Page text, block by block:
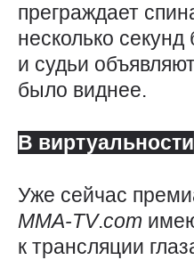
преграждает
несколько секунд
и судьи
было виднее.
В виртуальности
Уже сейчас
MMA-TV.com
к трансляции